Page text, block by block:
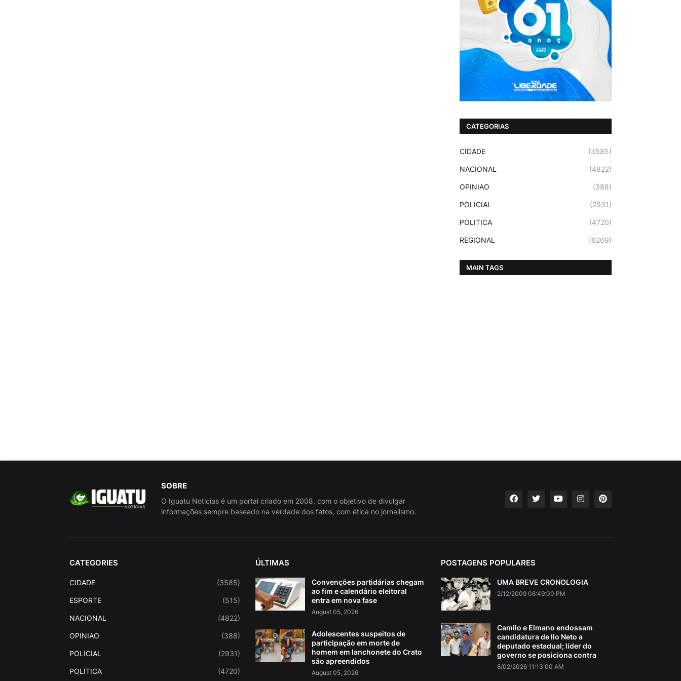
CATEGORIAS
CIDADE (3585)
NACIONAL (4822)
OPINIAO (388)
POLICIAL (2931)
POLITICA (4720)
REGIONAL (6269)
MAIN TAGS
SOBRE
O Iguatu Noticias é um portal criado em 2008, com o objetivo de divulgar
informações sempre baseado na verdade dos fatos, com ética no jornalismo.
CATEGORIES
CIDADE (3585)
ESPORTE (515)
NACIONAL (4822)
OPINIAO (388)
POLICIAL (2931)
POLITICA (4720)
ÚLTIMAS
Convenções partidárias chegam
ao fim e calendário eleitoral
entra em nova fase
August 05, 2026
Adolescentes suspeitos de
participação em morte de
homem em lanchonete do Crato
são apreendidos
August 05, 2026
POSTAGENS POPULARES
UMA BREVE CRONOLOGIA
2/12/2009 06:49:00 PM
Camilo e Elmano endossam
candidatura de Ilo Neto a
deputado estadual; líder do
governo se posiciona contra
8/02/2026 11:13:00 AM